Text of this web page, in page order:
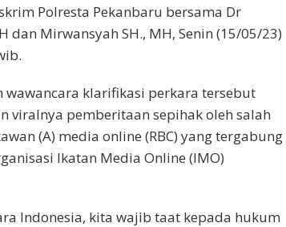
Polresta Pekanbaru bersama Dr
dan Mirwansyah SH., MH, Senin (15/05/23)
wawancara klarifikasi perkara tersebut
viralnya pemberitaan sepihak oleh salah
(A) media online (RBC) yang tergabung
Ikatan Media Online (IMO)
Indonesia, kita wajib taat kepada hukum